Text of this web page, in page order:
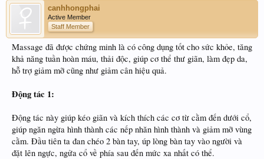
canhhongphai
Active Member
Staff Member
Massage đã được chứng minh là có công dụng tốt cho sức khỏe, tăng
khả năng tuần hoàn máu, thải độc, giúp cơ thể thư giãn, làm đẹp da,
hỗ trợ giảm mỡ cũng như giảm cân hiệu quả.
Động tác 1:
Động tác này giúp kéo giãn và kích thích các cơ từ cằm đến dưới cổ,
giúp ngăn ngừa hình thành các nếp nhăn hình thành và giảm mỡ vùng
cằm. Đầu tiên ta đan chéo 2 bàn tay, úp lòng bàn tay vào người và
đặt lên ngực, ngửa cổ về phía sau đến mức xa nhất có thể.